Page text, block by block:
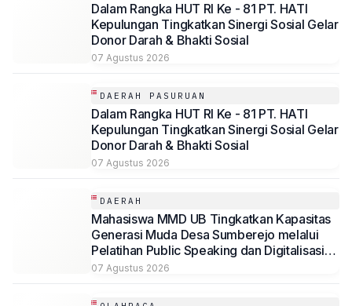
Dalam Rangka HUT RI Ke - 81 PT. HATI
Kepulungan Tingkatkan Sinergi Sosial Gelar
Donor Darah & Bhakti Sosial
07 Agustus 2026
DAERAH PASURUAN
Dalam Rangka HUT RI Ke - 81 PT. HATI
Kepulungan Tingkatkan Sinergi Sosial Gelar
Donor Darah & Bhakti Sosial
07 Agustus 2026
DAERAH
Mahasiswa MMD UB Tingkatkan Kapasitas
Generasi Muda Desa Sumberejo melalui
Pelatihan Public Speaking dan Digitalisasi
Potensi Desa
07 Agustus 2026